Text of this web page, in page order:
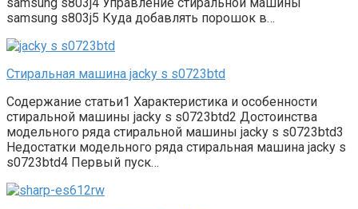
samsung s803j5 Куда добавлять порошок в…
Стиральная машина jacky s s0723btd
Содержание статьи1 Характеристика и особенности
стиральной машины jacky s s0723btd2 Достоинства
модельного ряда стиральной машины jacky s s0723btd3
Недостатки модельного ряда стиральная машина jacky s
s0723btd4 Первый пуск…